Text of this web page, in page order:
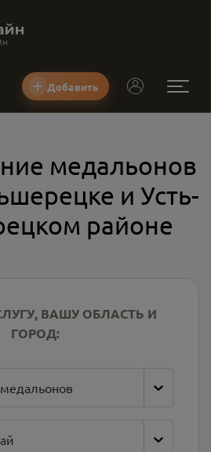
Добавить
медальонов
и Усть-
районе
ВАШУ ОБЛАСТЬ И
ГОРОД: